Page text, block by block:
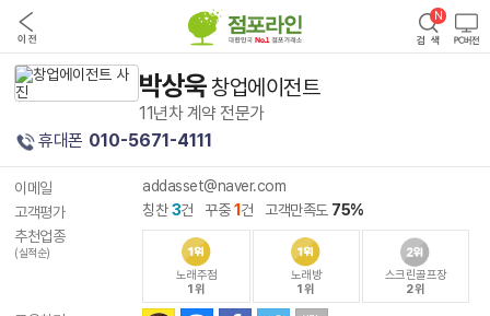
박상욱창업에이전트
11년차 계약 전문가
휴대폰 010-5671-4111
이메일
addasset@naver.com
고객평가
칭찬3건 꾸중1 건 고객만족도 75%
추천업종
(실적순)
노래주점
1위
노래방
1위
스크린골프장
2위